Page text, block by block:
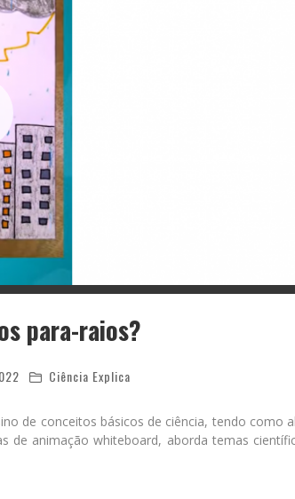
para-raios?
Ciência Explica
de conceitos básicos de ciência, tendo como
de animação whiteboard, aborda temas